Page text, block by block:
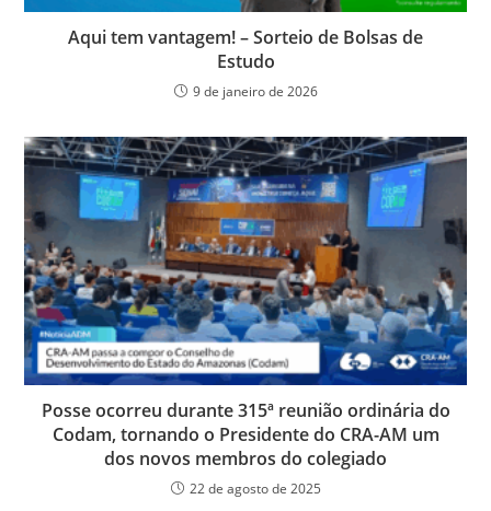
Aqui tem vantagem! – Sorteio de Bolsas de
Estudo
9 de janeiro de 2026
Posse ocorreu durante 315ª reunião ordinária do
Codam, tornando o Presidente do CRA-AM um
dos novos membros do colegiado
22 de agosto de 2025